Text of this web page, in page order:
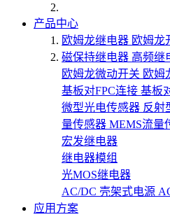
产品中心
欧姆龙继电器 欧姆龙
磁保持继电器 高频继
欧姆龙微动开关 欧姆
基板对FPC连接 基板
微型光电传感器 反射
量传感器 MEMS流量
宏发继电器
继电器模组
光MOS继电器
AC/DC 壳架式电源
应用方案